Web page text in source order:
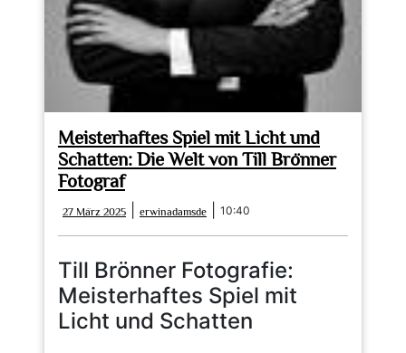
Meisterhaftes Spiel mit Licht und
Schatten: Die Welt von Till Brönner
Fotograf
27 März 2025
März
2025
erwinadamsde erwinadamsde
10:40
Till Brönner Fotografie:
Meisterhaftes Spiel mit
Licht und Schatten